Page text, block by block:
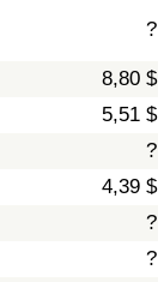
?
8,80 $
5,51 $
?
4,39 $
?
?